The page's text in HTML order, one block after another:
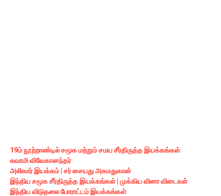
19ம் நூற்றாண்டில் சமூக மற்றும் சமய சீர்திருத்த இயக்கங்கள்
சுவாமிவிவேகானந்தர்
அலிகார்‌ இயக்கம்‌ | சர்‌ சையது அகமதுகான்‌
இந்திய சமூக சீர்திருத்த இயக்கங்கள் | முக்கிய வினா விடைகள்
இந்திய விடுதலை போராட்டம் இயக்கங்கள்